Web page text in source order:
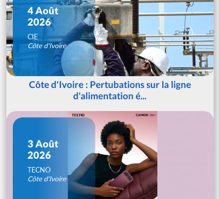
4 Août
2026
CIE
Côte d'Ivoire
Côte d'Ivoire : Pertubations sur la ligne
d'alimentation é...
3 Août
2026
TECNO
Côte d'Ivoire